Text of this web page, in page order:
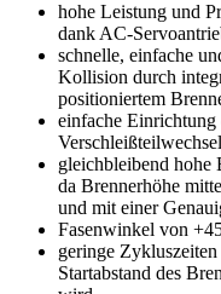
hohe Leistung und
dank AC-
schnelle, einfache
Kollision durch
positioniertem
einfache Einrichtung
Verschleißteilwechsel
gleichbleibend hohe
da Brennerhöhe
und mit einer
Fasenwinkel von
geringe
Startabstand des